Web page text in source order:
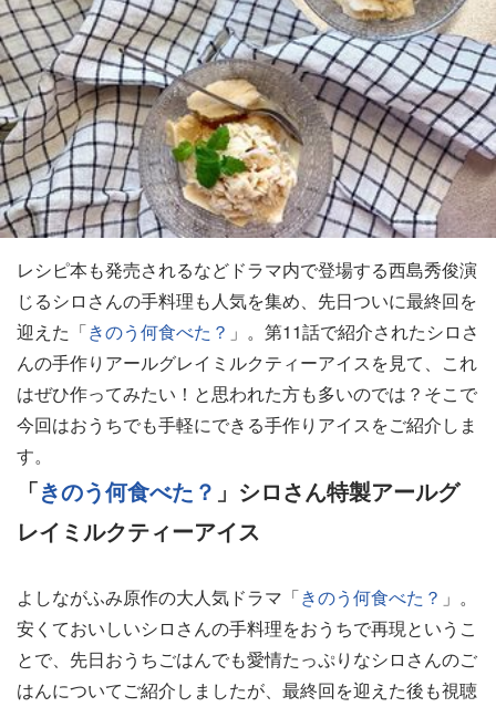
レシピ本も発売されるなどドラマ内で登場する西島秀俊演
じるシロさんの手料理も人気を集め、先日ついに最終回を
迎えた「きのう何食べた？ 」。第11話で紹介されたシロさ
んの手作りアールグレイミルクティーアイスを見て、これ
はぜひ作ってみたい！と思われた方も多いのでは？そこで
今回はおうちでも手軽にできる手作りアイスをご紹介しま
す。
「きのう何食べた？ 」シロさん特製アールグ
レイミルクティーアイス
よしながふみ原作の大人気ドラマ「きのう何食べた？ 」。
安くておいしいシロさんの手料理をおうちで再現というこ
とで、先日おうちごはんでも愛情たっぷりなシロさんのご
はんについてご紹介しましたが、最終回を迎えた後も視聴